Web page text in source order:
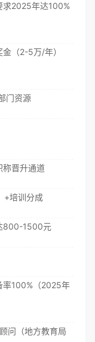
求2025年达100%
（2-5万/年）
门资源
称晋升通道
+培训分成
800-1500元
率100%（2025年
问（地方教育局